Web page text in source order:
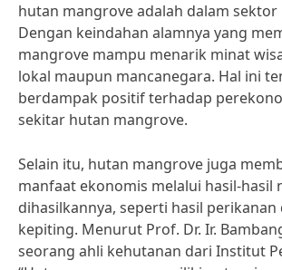
hutan mangrove adalah dalam sektor
Dengan keindahan alamnya yang
mangrove mampu menarik minat
lokal maupun mancanegara. Hal ini
berdampak positif terhadap
sekitar hutan mangrove.
Selain itu, hutan mangrove juga
manfaat ekonomis melalui hasil-hasil
dihasilkannya, seperti hasil perikanan
kepiting. Menurut Prof. Dr. Ir.
seorang ahli kehutanan dari Institut